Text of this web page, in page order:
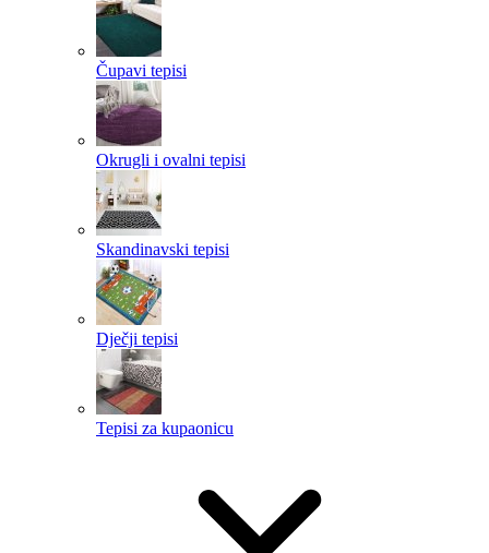
Čupavi tepisi
Okrugli i ovalni tepisi
Skandinavski tepisi
Dječji tepisi
Tepisi za kupaonicu